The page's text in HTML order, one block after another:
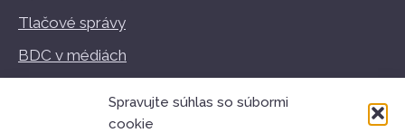
Spravujte súhlas so súbormi
cookie
Tlačové správy
BDC v médiách
Podmienky používania